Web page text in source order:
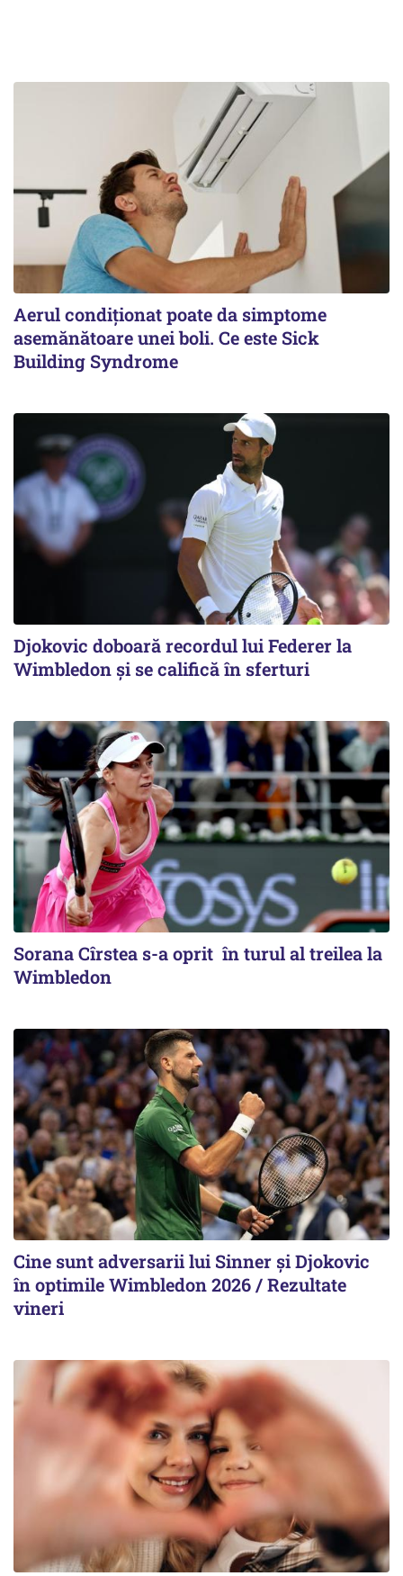
Aerul condiționat poate da simptome
asemănătoare unei boli. Ce este Sick
Building Syndrome
Djokovic doboară recordul lui Federer la
Wimbledon și se califică în sferturi
Sorana Cîrstea s-a oprit în turul al treilea la
Wimbledon
Cine sunt adversarii lui Sinner şi Djokovic
în optimile Wimbledon 2026 / Rezultate
vineri